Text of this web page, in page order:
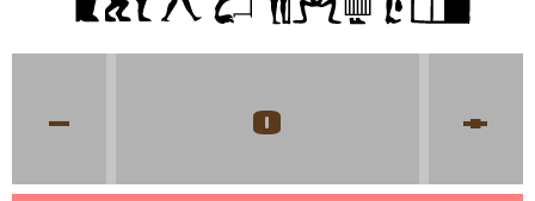
- +